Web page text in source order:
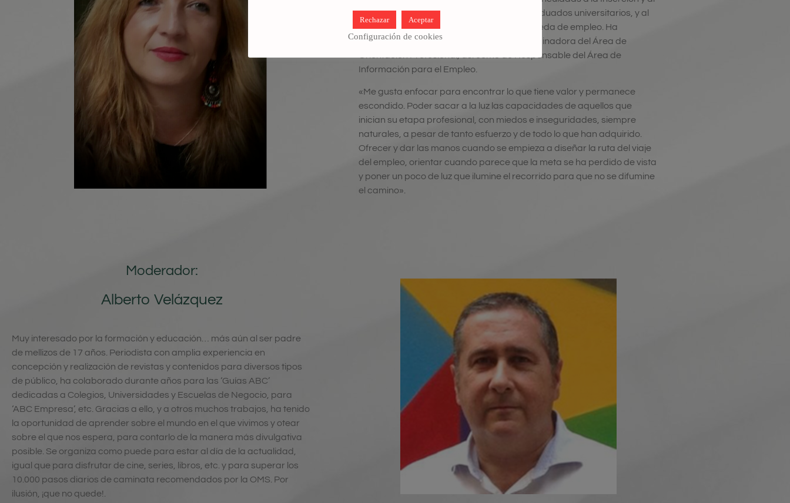
Desarrollo Profesional de estudiantes y graduados universitarios, y al
desarrollo de competencias para la búsqueda de empleo. Ha
desempeñado también funciones de Coordinadora del Área de
Orientación Profesional, así como de Responsable del Área de
Información para el Empleo.
«Me gusta enfocar para encontrar lo que tiene valor y permanece
escondido. Poder sacar a la luz las capacidades de aquellos que
inician su etapa profesional, con miedos e inseguridades, siempre
naturales, a pesar de tanto esfuerzo y de todo lo que han adquirido.
Ofrecer y dar las manos cuando se empieza a diseñar la ruta del viaje
del empleo, orientar cuando parece que la meta se ha perdido de vista
y poner un poco de luz que ilumine el recorrido para que no se difumine
el camino».
Moderador:
Alberto Velázquez
Muy interesado por la formación y educación… más aún al ser padre
de mellizos de 17 años. Periodista con amplia experiencia en
concepción y realización de revistas y contenidos para diversos tipos
de público, ha colaborado durante años para las ‘Guías ABC’
dedicadas a Colegios, Universidades y Escuelas de Negocio, para
‘ABC Empresa’, etc. Gracias a ello, y a otros muchos trabajos, ha tenido
la oportunidad de aprender sobre el mundo en el que vivimos y otear
sobre el que nos espera, para contarlo de la manera más divulgativa
posible. Se organiza como puede para estar al día de la actualidad,
igual que para disfrutar de cine, series, libros, etc. y para superar los
10.000 pasos diarios de caminata recomendados por la OMS. Por
ilusión, ¡que no quede!.
Rechazar Aceptar
Configuración de cookies